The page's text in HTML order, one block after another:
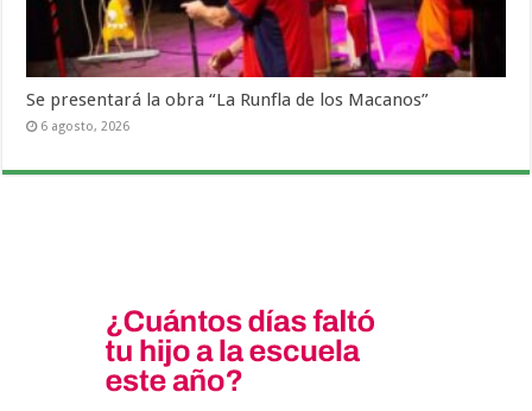
Se presentará la obra “La Runfla de los Macanos”
6 agosto, 2026